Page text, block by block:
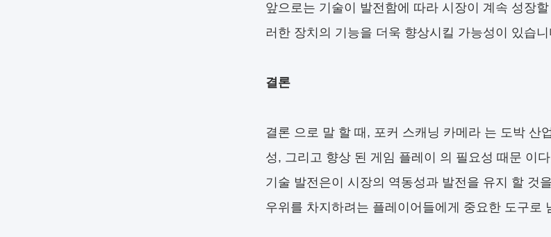
앞으로는 기술이 발전함에 따라 시장이 계속 성장
러한 장치의 기능을 더욱 향상시킬 가능성이 있습
결론
결론 으로 말 할 때, 포커 스캐닝 카메라 는 도박 산
성, 그리고 향상 된 게임 플레이 의 필요성 때문 이
기술 발전은이 시장의 역동성과 발전을 유지 할 것
우위를 차지하려는 플레이어들에게 중요한 도구로